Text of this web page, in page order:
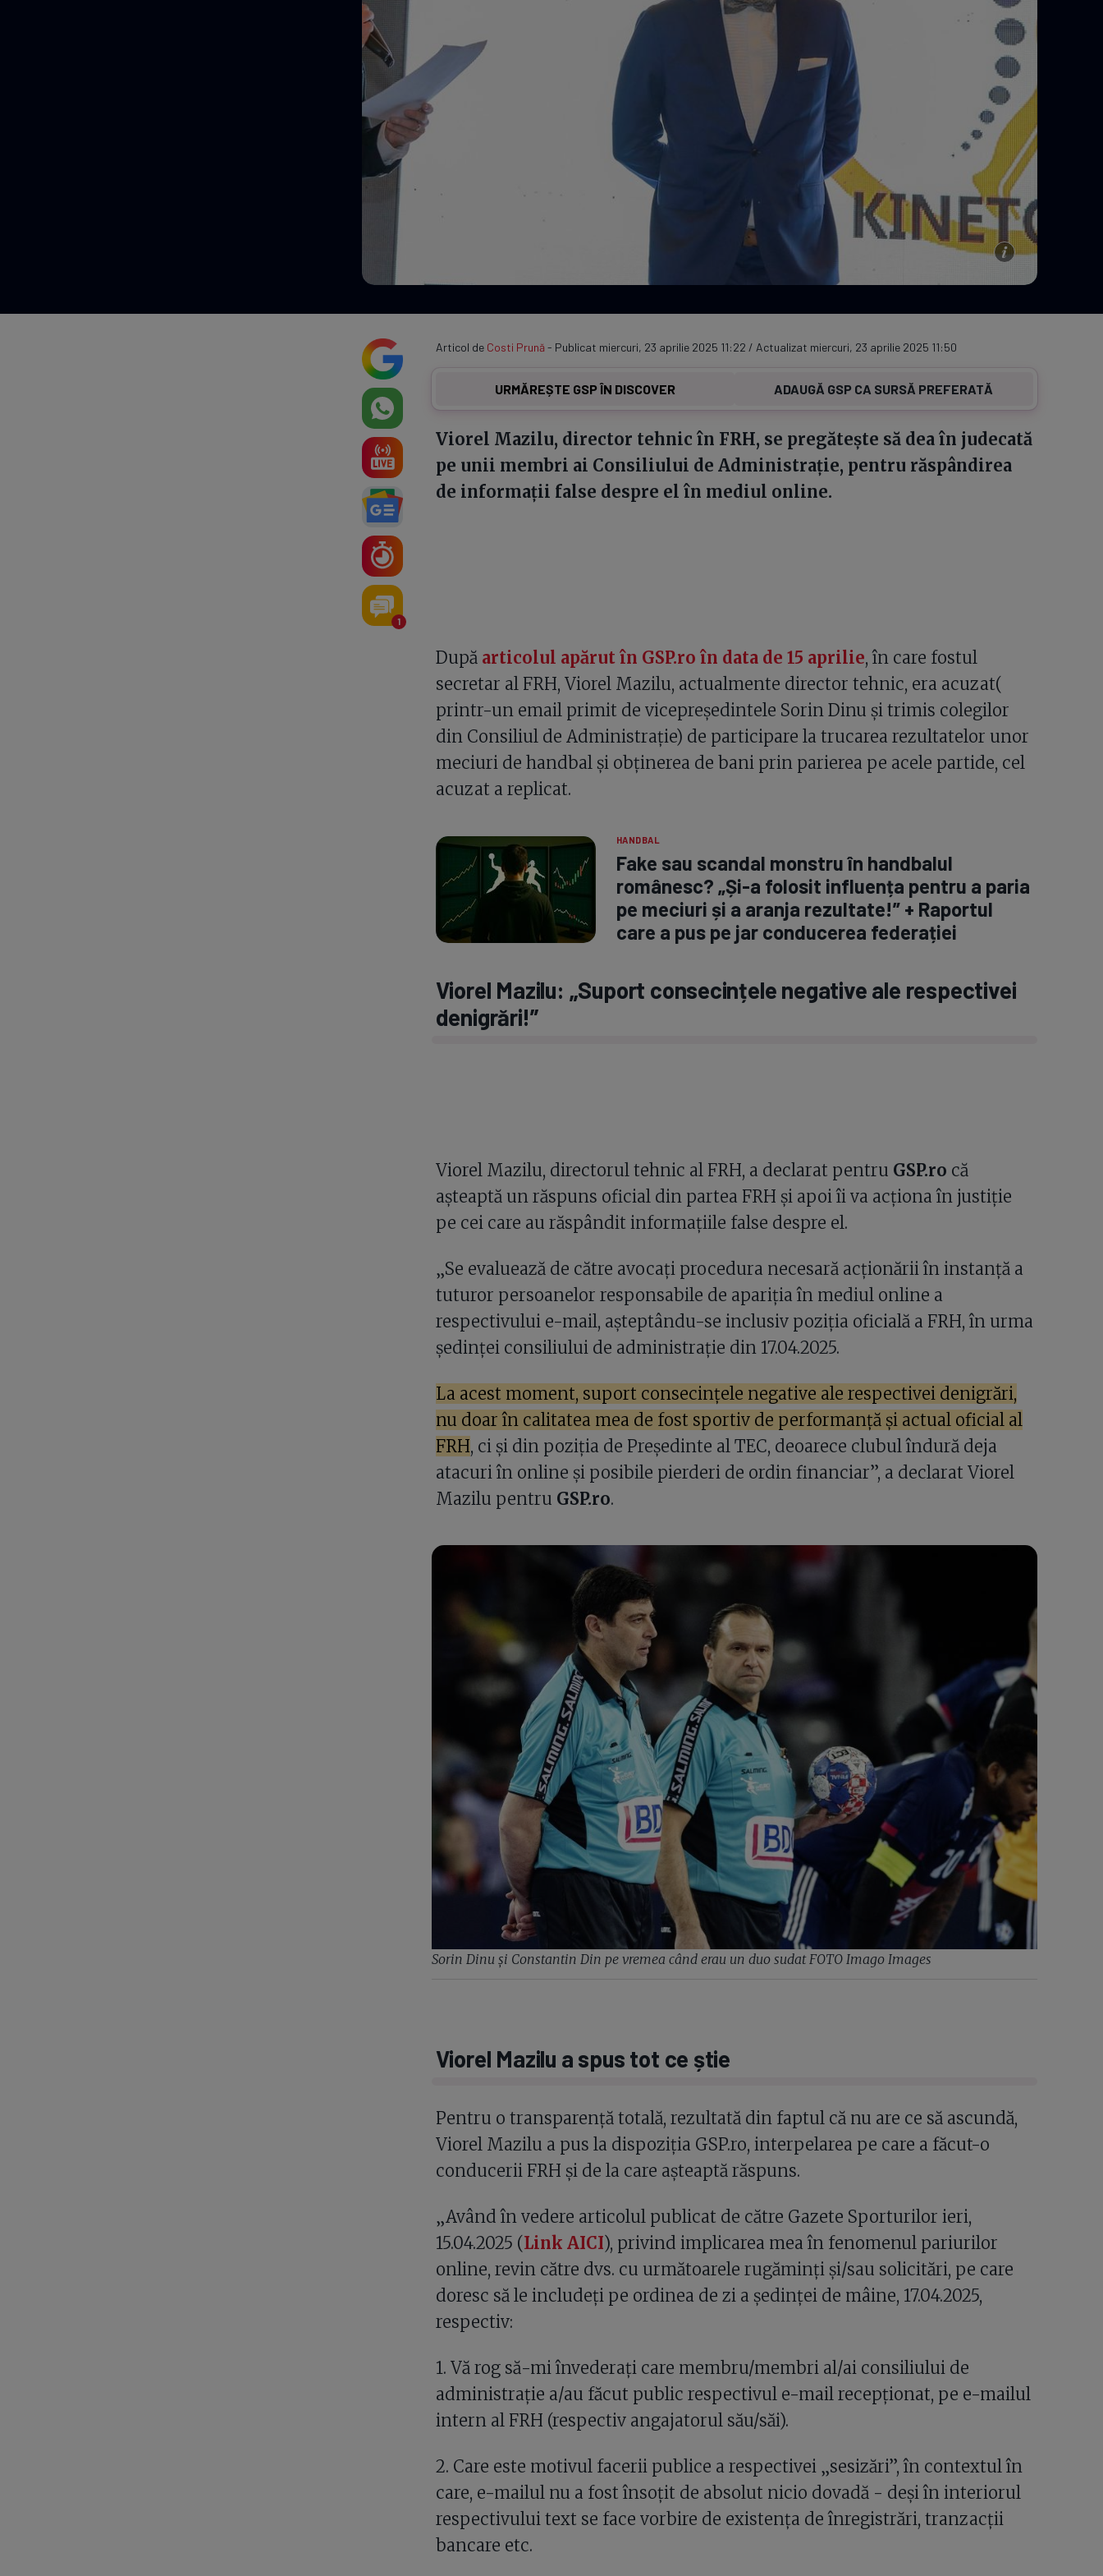
Serie A
Echipe
1
Articol de Costi Prună- Publicat miercuri, 23 aprilie 2025 11:22 / Actualizat miercuri, 23 aprilie 2025 11:50
URMĂREȘTE GSP ÎN DISCOVER ADAUGĂ GSP CA SURSĂ PREFERATĂ
Viorel Mazilu, director tehnic în FRH, se pregătește să dea în judecată
pe unii membri ai Consiliului de Administrație, pentru răspândirea
de informații false despre el în mediul online.
După articolul apărut în GSP.ro în data de 15 aprilie, în care fostul
secretar al FRH, Viorel Mazilu, actualmente director tehnic, era acuzat(
printr-un email primit de vicepreședintele Sorin Dinu și trimis colegilor
din Consiliul de Administrație) de participare la trucarea rezultatelor unor
meciuri de handbal și obținerea de bani prin parierea pe acele partide, cel
acuzat a replicat.
HANDBAL
Fake sau scandal monstru în handbalul
românesc? „Și-a folosit influența pentru a paria
pe meciuri și a aranja rezultate!” + Raportul
care a pus pe jar conducerea federației
Viorel Mazilu: „Suport consecințele negative ale respectivei
denigrări!”
Viorel Mazilu, directorul tehnic al FRH, a declarat pentru GSP.ro că
așteaptă un răspuns oficial din partea FRH și apoi îi va acționa în justiție
pe cei care au răspândit informațiile false despre el.
„Se evaluează de către avocați procedura necesară acționării în instanță a
tuturor persoanelor responsabile de apariția în mediul online a
respectivului e-mail, așteptându-se inclusiv poziția oficială a FRH, în urma
ședinței consiliului de administrație din 17.04.2025.
La acest moment, suport consecințele negative ale respectivei denigrări,
nu doar în calitatea mea de fost sportiv de performanță și actual oficial al
FRH, ci și din poziția de Președinte al TEC, deoarece clubul îndură deja
atacuri în online și posibile pierderi de ordin financiar”, a declarat Viorel
Mazilu pentru GSP.ro.
Sorin Dinu și Constantin Din pe vremea când erau un duo sudat FOTO Imago Images
Viorel Mazilu a spus tot ce știe
Pentru o transparență totală, rezultată din faptul că nu are ce să ascundă,
Viorel Mazilu a pus la dispoziția GSP.ro, interpelarea pe care a făcut-o
conducerii FRH și de la care așteaptă răspuns.
„Având în vedere articolul publicat de către Gazete Sporturilor ieri,
15.04.2025 (Link AICI), privind implicarea mea în fenomenul pariurilor
online, revin către dvs. cu următoarele rugăminți și/sau solicitări, pe care
doresc să le includeți pe ordinea de zi a ședinței de mâine, 17.04.2025,
respectiv:
1. Vă rog să-mi învederați care membru/membri al/ai consiliului de
administrație a/au făcut public respectivul e-mail recepționat, pe e-mailul
intern al FRH (respectiv angajatorul său/săi).
2. Care este motivul facerii publice a respectivei „sesizări”, în contextul în
care, e-mailul nu a fost însoțit de absolut nicio dovadă - deși în interiorul
respectivului text se face vorbire de existența de înregistrări, tranzacții
bancare etc.